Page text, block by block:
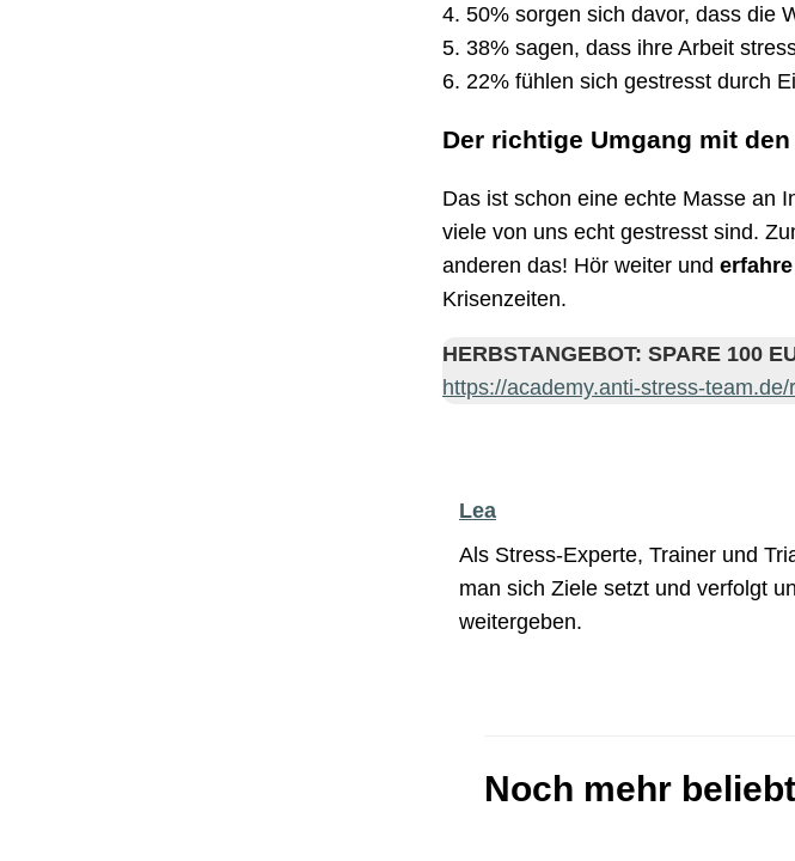
4. 50% sorgen sich davor, dass die
5. 38% sagen, dass ihre Arbeit
6. 22% fühlen sich gestresst durch
Der richtige Umgang mit
Das ist schon eine echte Masse an
viele von uns echt gestresst sind.
anderen das! Hör weiter und
Krisenzeiten.
HERBSTANGEBOT: SPARE 100
https://academy.anti-stress-
Lea
Als Stress-Experte, Trainer und
man sich Ziele setzt und verfolgt
weitergeben.
Noch mehr